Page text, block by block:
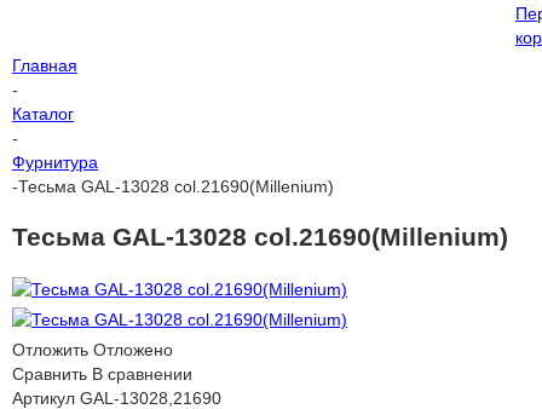
Главная
-
Каталог
-
Фурнитура
-Тесьма GAL-13028 col.21690(Millenium)
Тесьма GAL-13028 col.21690(Millenium)
Отложить Отложено
Сравнить В сравнении
Артикул GAL-13028,21690